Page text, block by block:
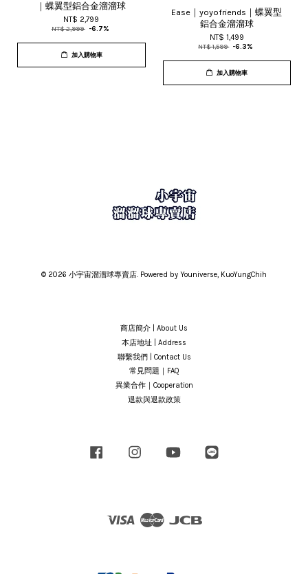
｜蝶翼型鋁合金溜溜球
NT$ 2,799
NT$ 2,999 -6.7%
加入購物車
Ease｜yoyofriends｜蝶翼型
鋁合金溜溜球
NT$ 1,499
NT$ 1,599 -6.3%
加入購物車
© 2026 小宇宙溜溜球專賣店. Powered by Youniverse, KuoYungChih
商店簡介 | About Us
本店地址 | Address
聯繫我們 | Contact Us
常見問題｜FAQ
異業合作｜Cooperation
退款與退款政策
Facebook Instagram YouTube
Visa Master